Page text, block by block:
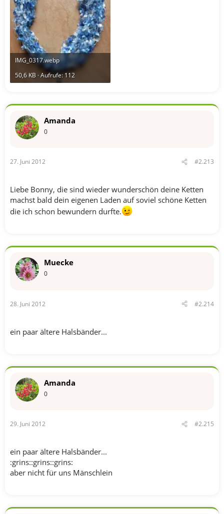
IMG_0317.webp
50,6 KB · Aufrufe: 112
Amanda
0
27. Juni 2012 #2.213
Liebe Bonny, die sind wieder wunderschön deine Ketten
machst bald dein eigenen Laden auf soviel schöne Ketten
die ich schon bewundern durfte.
Muecke
0
28. Juni 2012 #2.214
ein paar ältere Halsbänder...
Amanda
0
29. Juni 2012 #2.215
ein paar ältere Halsbänder...
:grins::grins::grins:
aber nicht für uns Mänschlein